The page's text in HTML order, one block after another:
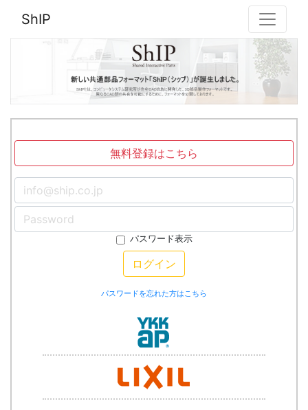
ShIP
無料登録はこちら
パスワード表示
ログイン
パスワードを忘れた方はこちら